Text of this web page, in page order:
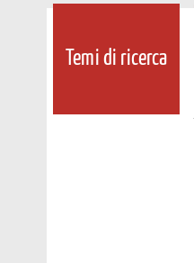
Temi di ricerca